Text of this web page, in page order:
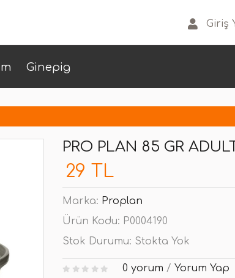
Giriş
Ginepig
PRO PLAN 85 GR
29 TL
Marka: Proplan
Ürün Kodu: P0004190
Stok Durumu: Stokta Yok
0 yorum / Yorum Yap